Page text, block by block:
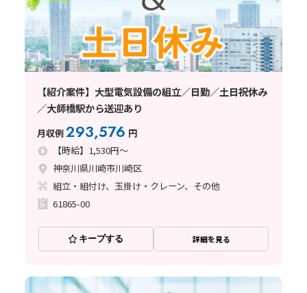
【紹介案件】大型電気設備の組立／日勤／土日祝休み
／大師橋駅から送迎あり
月収例293,576 円
【時給】1,530円～
神奈川県川崎市川崎区
組立・組付け、玉掛け・クレーン、その他
61865-00
キープする 詳細を見る